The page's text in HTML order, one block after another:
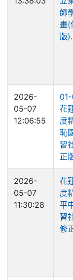
師
畫(
版
2026-
05-07
12:06:55
花
度
恥
習
正
2026-
05-07
11:30:28
花
度
平
習
修